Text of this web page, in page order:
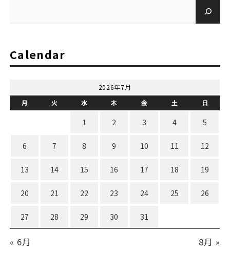
Calendar
2026年7月
月
火 水 木 金 土 日
1 2 3 4 5
6 7 8 9 10 11 12
13 14 15 16 17 18 19
20 21 22 23 24 25 26
27 28 29 30 31
« 6月 8月 »